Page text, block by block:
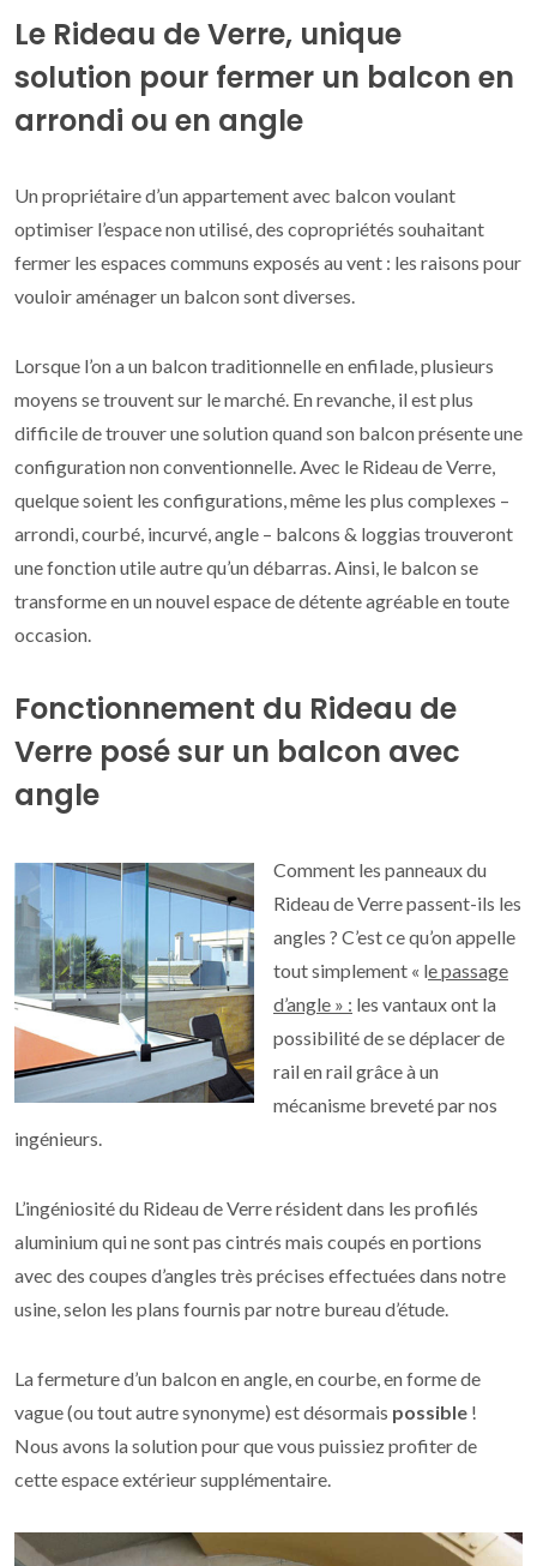
Le Rideau de Verre, unique
solution pour fermer un balcon en
arrondi ou en angle
Un propriétaire d’un appartement avec balcon voulant
optimiser l’espace non utilisé, des copropriétés souhaitant
fermer les espaces communs exposés au vent : les raisons pour
vouloir aménager un balcon sont diverses.
Lorsque l’on a un balcon traditionnelle en enfilade, plusieurs
moyens se trouvent sur le marché. En revanche, il est plus
difficile de trouver une solution quand son balcon présente une
configuration non conventionnelle. Avec le Rideau de Verre,
quelque soient les configurations, même les plus complexes –
arrondi, courbé, incurvé, angle – balcons & loggias trouveront
une fonction utile autre qu’un débarras. Ainsi, le balcon se
transforme en un nouvel espace de détente agréable en toute
occasion.
Fonctionnement du Rideau de
Verre posé sur un balcon avec
angle
Comment les panneaux du
Rideau de Verre passent-ils les
angles ? C’est ce qu’on appelle
tout simplement « le passage
d’angle » : les vantaux ont la
possibilité de se déplacer de
rail en rail grâce à un
mécanisme breveté par nos
ingénieurs.
L’ingéniosité du Rideau de Verre résident dans les profilés
aluminium qui ne sont pas cintrés mais coupés en portions
avec des coupes d’angles très précises effectuées dans notre
usine, selon les plans fournis par notre bureau d’étude.
La fermeture d’un balcon en angle, en courbe, en forme de
vague (ou tout autre synonyme) est désormais possible !
Nous avons la solution pour que vous puissiez profiter de
cette espace extérieur supplémentaire.